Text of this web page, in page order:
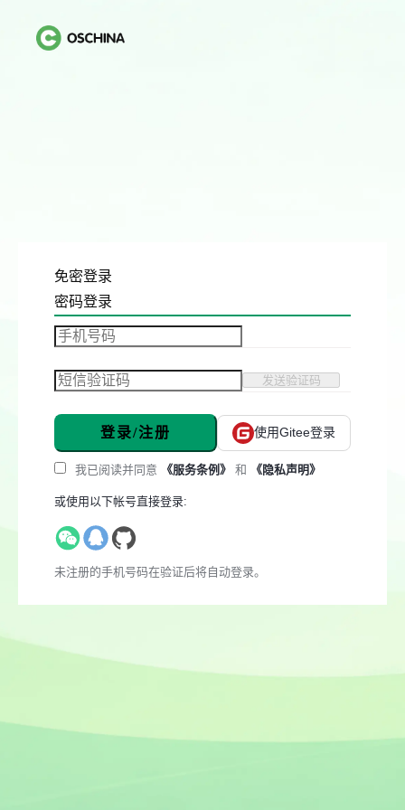
免密登录
密码登录
发送验证码
登录/注册 使用Gitee登录
我已阅读并同意 《服务条例》 和 《隐私声明》
或使用以下帐号直接登录:
未注册的手机号码在验证后将自动登录。